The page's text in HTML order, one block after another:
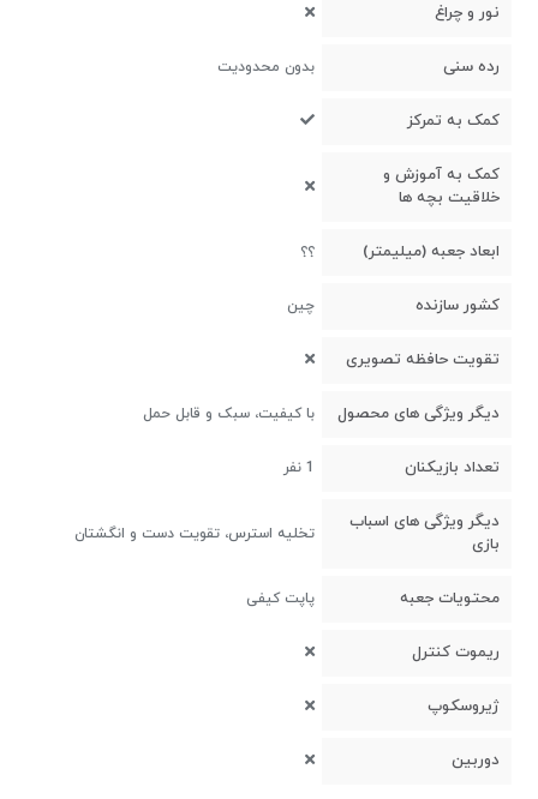
نور و چراغ
رده سنی بدون محدودیت
کمک به تمرکز
کمک به آموزش و
خلاقیت بچه ها
ابعاد جعبه (میلیمتر) ؟؟
کشور سازنده چین
تقویت حافظه تصویری
دیگر ویژگی های محصول با کیفیت، سبک و قابل حمل
تعداد بازیکنان 1 نفر
دیگر ویژگی های اسباب
بازی
تخلیه استرس، تقویت دست و انگشتان
محتویات جعبه پاپت کیفی
ریموت کنترل
ژیروسکوپ
دوربین